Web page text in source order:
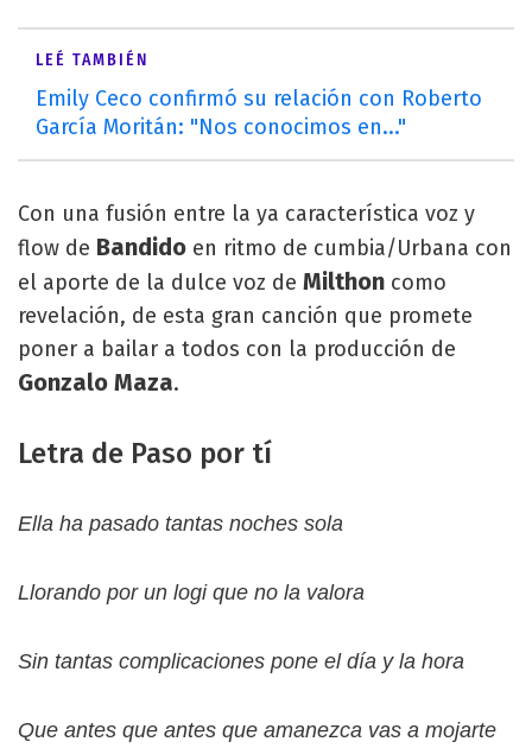
LEÉ TAMBIÉN
Emily Ceco confirmó su relación con Roberto
García Moritán: "Nos conocimos en..."
Con una fusión entre la ya característica voz y
flow de Bandido en ritmo de cumbia/Urbana con
el aporte de la dulce voz de Milthon como
revelación, de esta gran canción que promete
poner a bailar a todos con la producción de
Gonzalo Maza.
Letra de Paso por tí
Ella ha pasado tantas noches sola
Llorando por un logi que no la valora
Sin tantas complicaciones pone el día y la hora
Que antes que antes que amanezca vas a mojarte